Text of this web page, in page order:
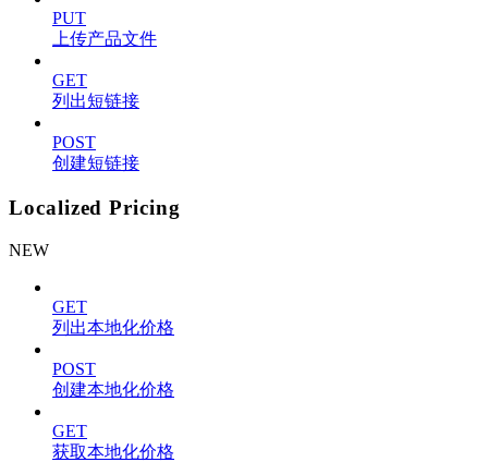
PUT
上传产品文件
GET
列出短链接
POST
创建短链接
Localized Pricing
NEW
GET
列出本地化价格
POST
创建本地化价格
GET
获取本地化价格